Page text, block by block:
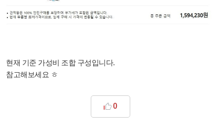
현재 기준 가성비 조합 구성입니다.
참고해보세요 ㅎ
0